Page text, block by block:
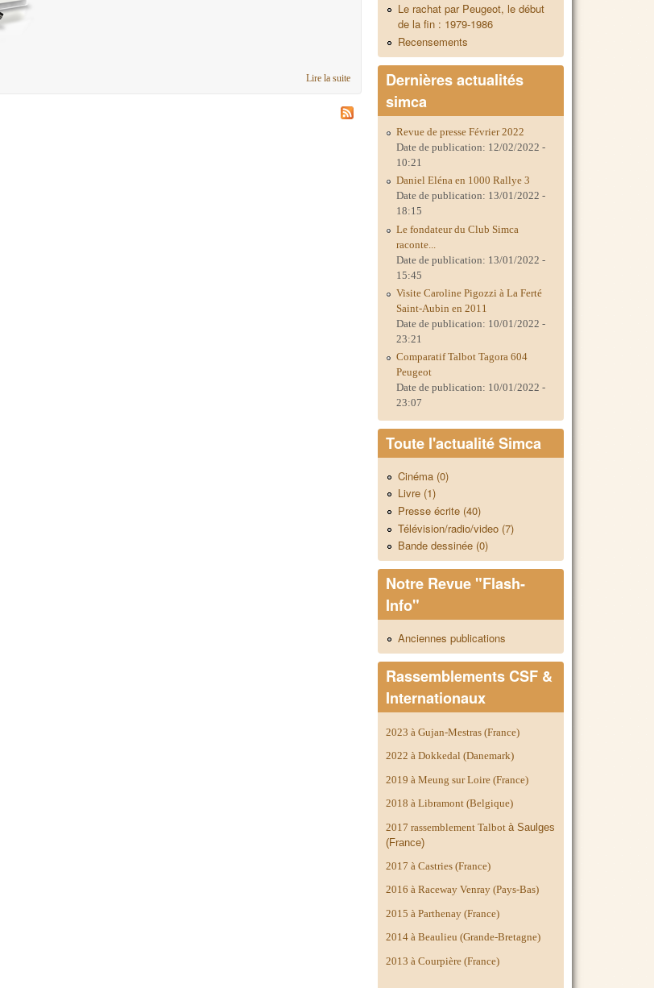
Lire la suite de New Calendrier 2026 !
Le rachat par Peugeot, le début
de la fin : 1979-1986
Recensements
Dernières actualités
simca
Revue de presse Février 2022
Date de publication: 12/02/2022 -
10:21
Daniel Eléna en 1000 Rallye 3
Date de publication: 13/01/2022 -
18:15
Le fondateur du Club Simca
raconte...
Date de publication: 13/01/2022 -
15:45
Visite Caroline Pigozzi à La Ferté
Saint-Aubin en 2011
Date de publication: 10/01/2022 -
23:21
Comparatif Talbot Tagora 604
Peugeot
Date de publication: 10/01/2022 -
23:07
Toute l'actualité Simca
Cinéma (0)
Livre (1)
Presse écrite (40)
Télévision/radio/video (7)
Bande dessinée (0)
Notre Revue "Flash-
Info"
Anciennes publications
Rassemblements CSF &
Internationaux
2023 à Gujan-Mestras (France)
2022 à Dokkedal (Danemark)
2019 à Meung sur Loire (France)
2018 à Libramont (Belgique)
2017 rassemblement Talbotà Saulges
(France)
2017 à Castries (France)
2016 à Raceway Venray (Pays-Bas)
2015 à Parthenay (France)
2014 àBeaulieu (Grande-Bretagne)
2013 à Courpière (France)